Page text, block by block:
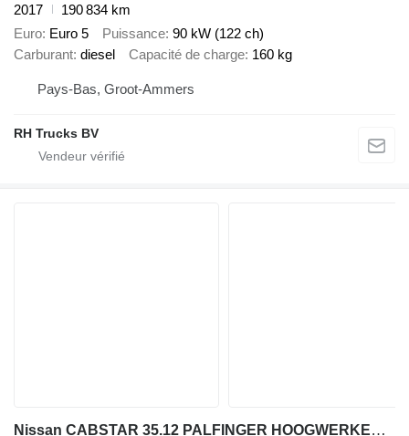
2017
190 834 km
Euro Euro 5 Puissance 90 kW (122 ch)
Carburant diesel Capacité de charge 160 kg
Pays-Bas, Groot-Ammers
RH Trucks BV
Nissan CABSTAR 35.12 PALFINGER HOOGWERKER 20 METER